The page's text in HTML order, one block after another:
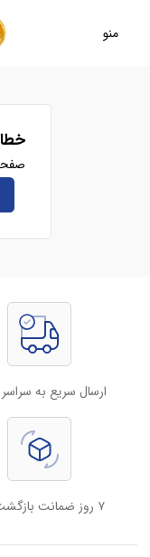
منو
خطای
ارسال سریع به
۷ روز ضمانت بازگشت کالا